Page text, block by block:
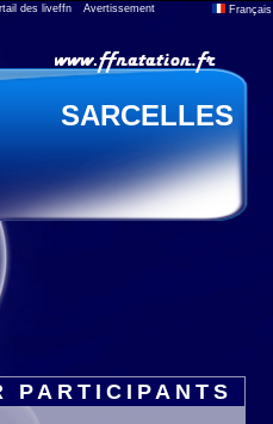
des liveffn Avertissement Français
SARCELLES
PARTICIPANTS